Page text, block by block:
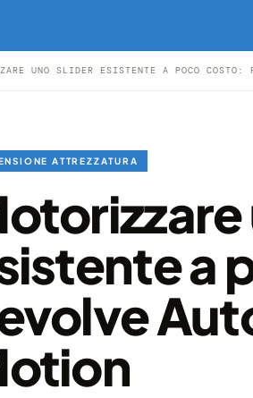
UNO SLIDER ESISTENTE A POCO COSTO:
ATTREZZATURA
a